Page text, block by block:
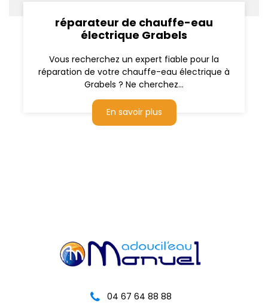
réparateur de chauffe-eau
électrique Grabels
Vous recherchez un expert fiable pour la
réparation de votre chauffe-eau électrique à
Grabels ? Ne cherchez...
En savoir plus
04 67 64 88 88